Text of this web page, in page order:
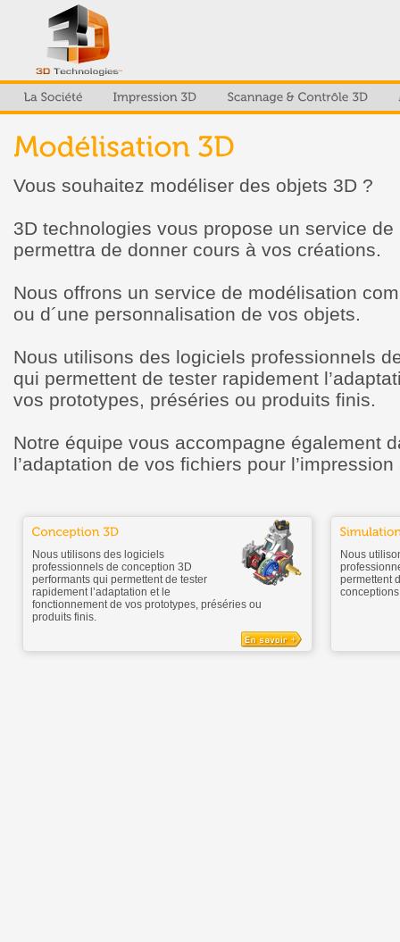
Vous souhaitez modéliser des objets 3D ?
3D technologies vous propose un service
permettra de donner cours à vos créations.
Nous offrons un service de modélisation
ou d´une personnalisation de vos objets.
Nous utilisons des logiciels professionnels
qui permettent de tester rapidement
vos prototypes, préséries ou produits finis.
Notre équipe vous accompagne également
l’adaptation de vos fichiers pour l’impression
Nous utilisons des logiciels
professionnels de conception 3D
performants qui permettent de tester
rapidement l’adaptation et le
fonctionnement de vos prototypes, préséries ou
produits finis.
Nous
permettent